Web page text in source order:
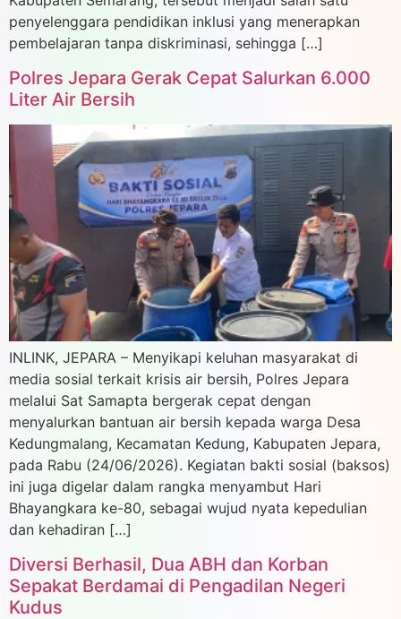
penyelenggara pendidikan inklusi yang menerapkan
pembelajaran tanpa diskriminasi, sehingga […]
Polres Jepara Gerak Cepat Salurkan 6.000
Liter Air Bersih
INLINK, JEPARA – Menyikapi keluhan masyarakat di
media sosial terkait krisis air bersih, Polres Jepara
melalui Sat Samapta bergerak cepat dengan
menyalurkan bantuan air bersih kepada warga Desa
Kedungmalang, Kecamatan Kedung, Kabupaten Jepara,
pada Rabu (24/06/2026). ​Kegiatan bakti sosial (baksos)
ini juga digelar dalam rangka menyambut Hari
Bhayangkara ke-80, sebagai wujud nyata kepedulian
dan kehadiran […]
Diversi Berhasil, Dua ABH dan Korban
Sepakat Berdamai di Pengadilan Negeri
Kudus